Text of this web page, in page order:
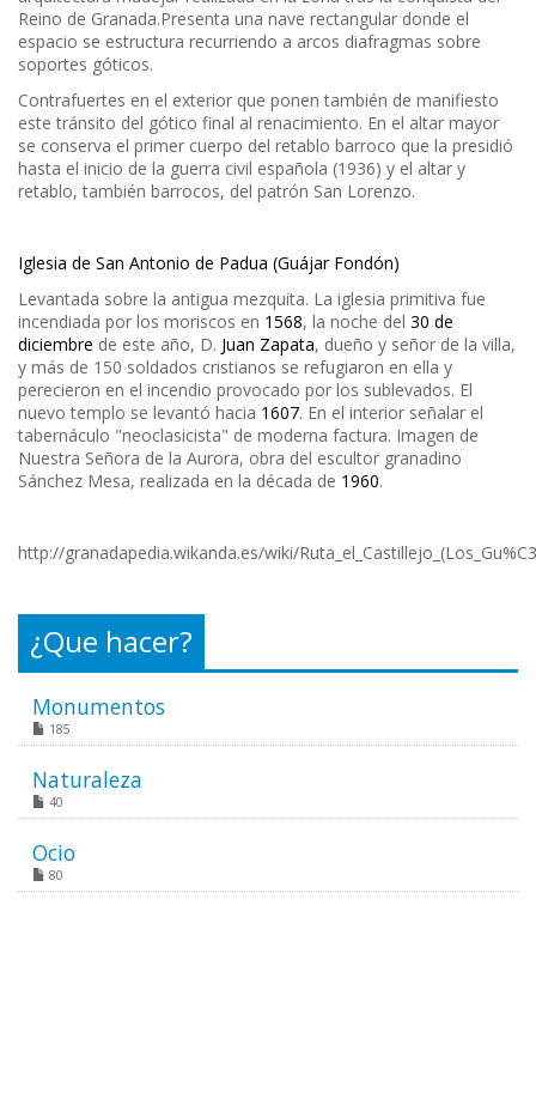
Reino de Granada.Presenta una nave rectangular donde el
espacio se estructura recurriendo a arcos diafragmas sobre
soportes góticos.
Contrafuertes en el exterior que ponen también de manifiesto
este tránsito del gótico final al renacimiento. En el altar mayor
se conserva el primer cuerpo del retablo barroco que la presidió
hasta el inicio de la guerra civil española (1936) y el altar y
retablo, también barrocos, del patrón San Lorenzo.
Iglesia de San Antonio de Padua (Guájar Fondón)
Levantada sobre la antigua mezquita. La iglesia primitiva fue
incendiada por los moriscos en 1568, la noche del 30 de
diciembre de este año, D. Juan Zapata, dueño y señor de la villa,
y más de 150 soldados cristianos se refugiaron en ella y
perecieron en el incendio provocado por los sublevados. El
nuevo templo se levantó hacia 1607. En el interior señalar el
tabernáculo "neoclasicista" de moderna factura. Imagen de
Nuestra Señora de la Aurora, obra del escultor granadino
Sánchez Mesa, realizada en la década de 1960.
http://granadapedia.wikanda.es/wiki/
¿Que hacer?
Monumentos
185
Naturaleza
40
Ocio
80